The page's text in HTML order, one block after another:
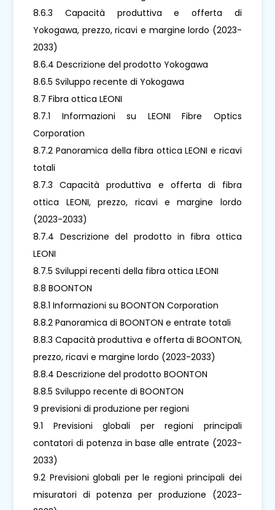
8.6.3 Capacità produttiva e offerta di
Yokogawa, prezzo, ricavi e margine lordo (2023-
2033)
8.6.4 Descrizione del prodotto Yokogawa
8.6.5 Sviluppo recente di Yokogawa
8.7 Fibra ottica LEONI
8.7.1 Informazioni su LEONI Fibre Optics
Corporation
8.7.2 Panoramica della fibra ottica LEONI e ricavi
totali
8.7.3 Capacità produttiva e offerta di fibra
ottica LEONI, prezzo, ricavi e margine lordo
(2023-2033)
8.7.4 Descrizione del prodotto in fibra ottica
LEONI
8.7.5 Sviluppi recenti della fibra ottica LEONI
8.8 BOONTON
8.8.1 Informazioni su BOONTON Corporation
8.8.2 Panoramica di BOONTON e entrate totali
8.8.3 Capacità produttiva e offerta di BOONTON,
prezzo, ricavi e margine lordo (2023-2033)
8.8.4 Descrizione del prodotto BOONTON
8.8.5 Sviluppo recente di BOONTON
9 previsioni di produzione per regioni
9.1 Previsioni globali per regioni principali
contatori di potenza in base alle entrate (2023-
2033)
9.2 Previsioni globali per le regioni principali dei
misuratori di potenza per produzione (2023-